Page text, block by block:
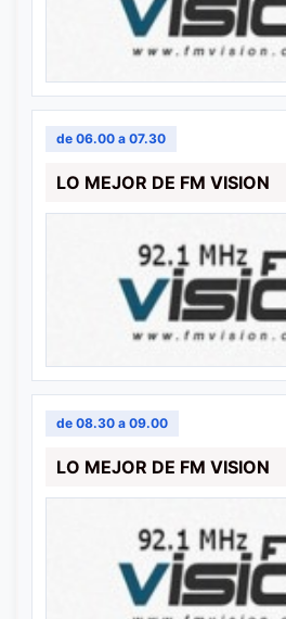
de 06.00 a 07.30
LO MEJOR DE FM VISION
de 08.30 a 09.00
LO MEJOR DE FM VISION